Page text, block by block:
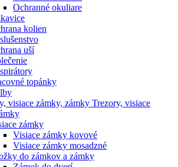
Ochranné okuliare
kolien
uší
topánky
Trezory, visiace
zámky
Visiace zámky kovové
Visiace zámky mosadzné
do zámkov a zámky